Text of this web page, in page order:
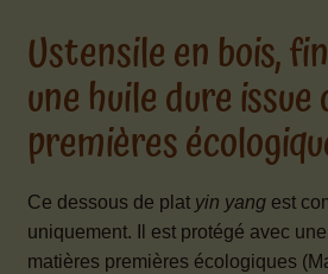
Ustensile en bois,
une huile dure
premières
Ce dessous de plat yin yang est
uniquement. Il est protégé avec
matières premières écologiques